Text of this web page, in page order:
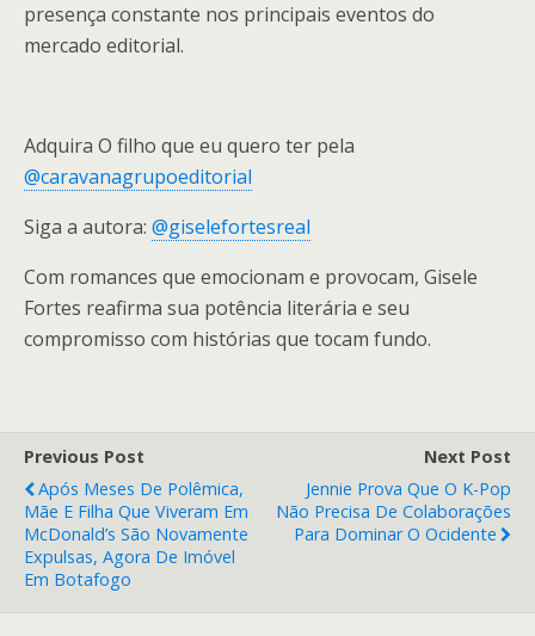
presença constante nos principais eventos do
mercado editorial.
Adquira O filho que eu quero ter pela
@caravanagrupoeditorial
Siga a autora: @giselefortesreal
Com romances que emocionam e provocam, Gisele
Fortes reafirma sua potência literária e seu
compromisso com histórias que tocam fundo.
Previous Post
Após Meses De Polêmica,
Mãe E Filha Que Viveram Em
McDonald’s São Novamente
Expulsas, Agora De Imóvel
Em Botafogo
Next Post
Jennie Prova Que O K-Pop
Não Precisa De Colaborações
Para Dominar O Ocidente